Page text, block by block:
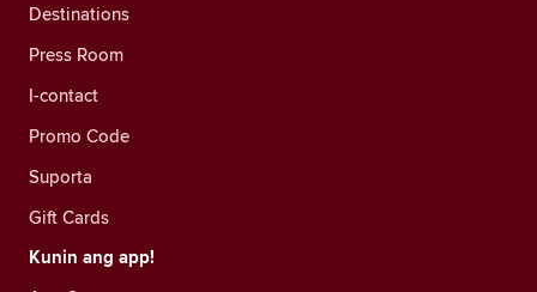
Destinations
Press Room
I-contact
Promo Code
Suporta
Gift Cards
Kunin ang app!